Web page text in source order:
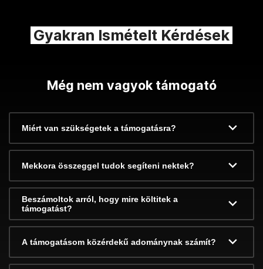
Gyakran Ismételt Kérdések
Még nem vagyok támogató
Miért van szükségetek a támogatásra?
Mekkora összeggel tudok segíteni nektek?
Beszámoltok arról, hogy mire költitek a
támogatást?
A támogatásom közérdekű adománynak számít?